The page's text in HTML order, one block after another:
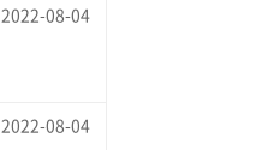
2022-08-04
2022-08-04